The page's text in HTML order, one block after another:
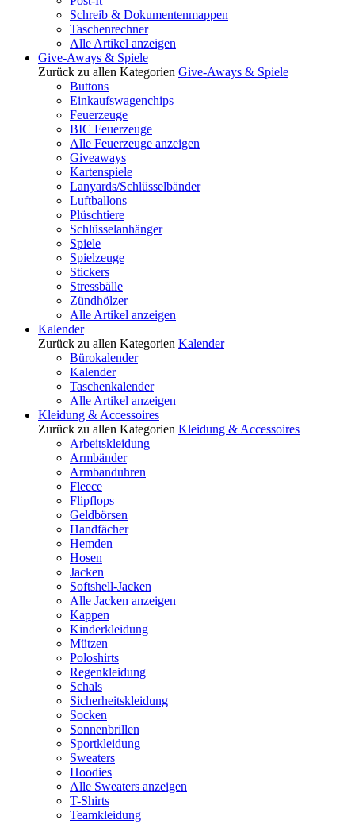
Schreib & Dokumentenmappen
Taschenrechner
Alle Artikel anzeigen
Give-Aways & Spiele
Zurück zu allen Kategorien Give-Aways & Spiele
Buttons
Einkaufswagenchips
Feuerzeuge
BIC Feuerzeuge
Alle Feuerzeuge anzeigen
Giveaways
Kartenspiele
Lanyards/Schlüsselbänder
Luftballons
Plüschtiere
Schlüsselanhänger
Spiele
Spielzeuge
Stickers
Stressbälle
Zündhölzer
Alle Artikel anzeigen
Kalender
Zurück zu allen Kategorien Kalender
Bürokalender
Kalender
Taschenkalender
Alle Artikel anzeigen
Kleidung & Accessoires
Zurück zu allen Kategorien Kleidung & Accessoires
Arbeitskleidung
Armbänder
Armbanduhren
Fleece
Flipflops
Geldbörsen
Handfächer
Hemden
Hosen
Jacken
Softshell-Jacken
Alle Jacken anzeigen
Kappen
Kinderkleidung
Mützen
Poloshirts
Regenkleidung
Schals
Sicherheitskleidung
Socken
Sonnenbrillen
Sportkleidung
Sweaters
Hoodies
Alle Sweaters anzeigen
T-Shirts
Teamkleidung